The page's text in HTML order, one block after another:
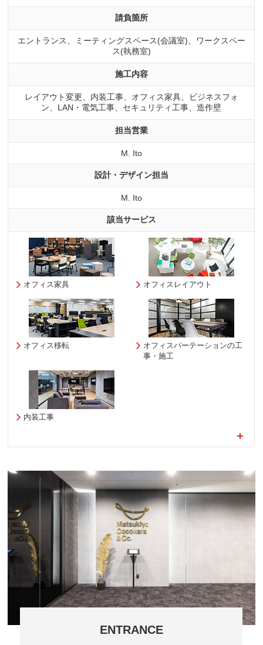
請負箇所
エントランス、ミーティングスペース(会議室)、ワークスペー
ス(執務室)
施工内容
レイアウト変更、内装工事、オフィス家具、ビジネスフォ
ン、LAN・電気工事、セキュリティ工事、造作壁
担当営業
M. Ito
設計・デザイン担当
M. Ito
該当サービス
オフィス家具 オフィスレイアウト
オフィス移転
オフィスパーテーションの工
事・施工
内装工事
ENTRANCE